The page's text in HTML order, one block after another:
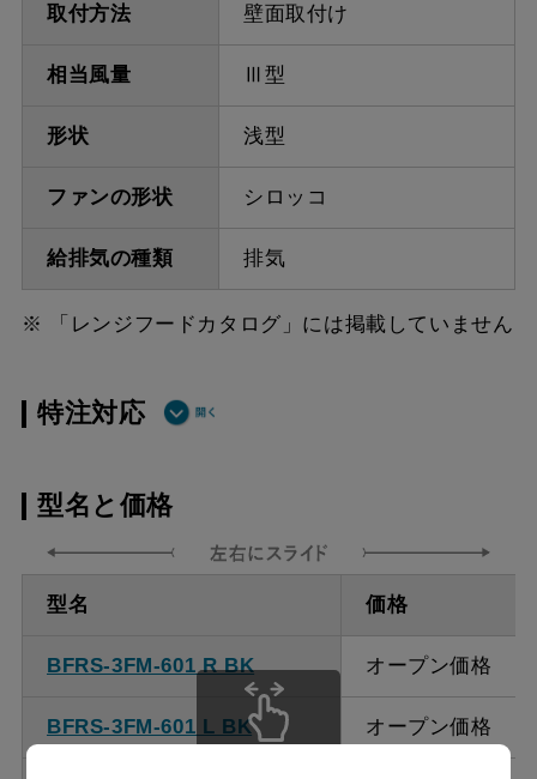
取付方法 壁面取付け
相当風量 Ⅲ型
形状 浅型
ファンの形状 シロッコ
給排気の種類 排気
※ 「レンジフードカタログ」には掲載していません
特注対応
方
ｍ）
ダクト方向上
最大寸法 1035ｍｍ
点検口を設けての最小寸
法は弊社にお問い合わせ
型名と価格
型名 価格
BFRS-3FM-601 R BK オープン価格
BFRS-3FM-601 L BK オープン価格